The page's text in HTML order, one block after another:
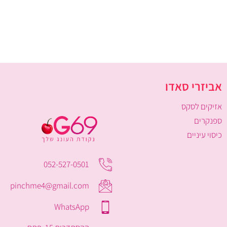
אביזרי סאדו
אזיקים לסקס
ספנקרים
כיסוי עיניים
052-527-0501
pinchme4@gmail.com
WhatsApp